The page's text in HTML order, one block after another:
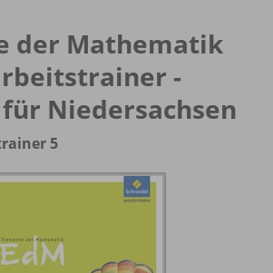
der Mathematik
-
Niedersachsen
5